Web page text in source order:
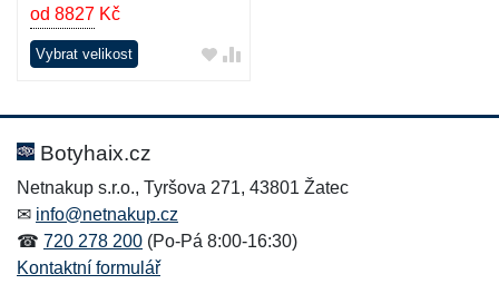
od 8827 Kč
Vybrat velikost
Botyhaix.cz
Netnakup s.r.o., Tyršova 271, 43801 Žatec
✉ info@netnakup.cz
☎ 720 278 200 (Po-Pá 8:00-16:30)
Kontaktní formulář